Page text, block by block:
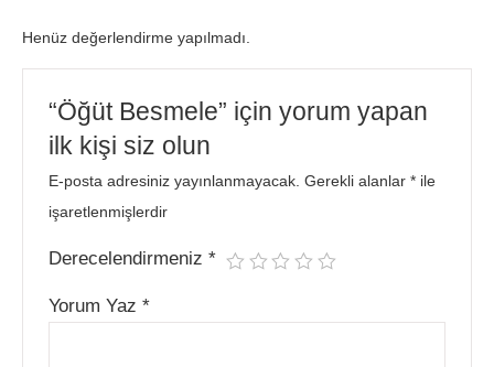
Henüz değerlendirme yapılmadı.
“Öğüt Besmele” için yorum yapan
ilk kişi siz olun
E-posta adresiniz yayınlanmayacak. Gerekli alanlar* ile
işaretlenmişlerdir
Derecelendirmeniz*
Yorum Yaz*